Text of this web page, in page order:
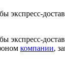
экспресс-
экспресс-
компании,